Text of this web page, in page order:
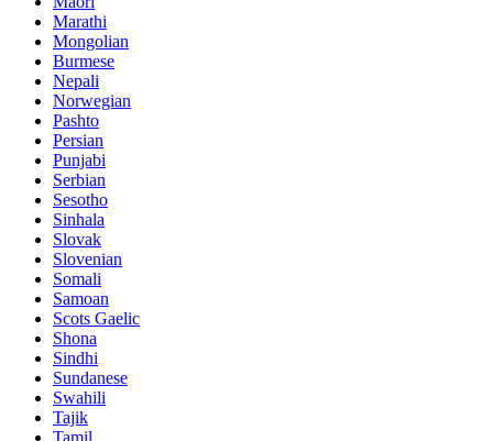
Marathi
Mongolian
Burmese
Nepali
Norwegian
Pashto
Persian
Punjabi
Serbian
Sesotho
Sinhala
Slovak
Slovenian
Somali
Samoan
Scots Gaelic
Shona
Sindhi
Sundanese
Swahili
Tajik